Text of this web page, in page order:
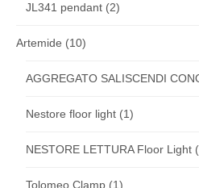
JL341 pendant (2)
Artemide (10)
AGGREGATO SALISCENDI
Nestore floor light (1)
NESTORE LETTURA Floor Light
Tolomeo Clamp (1)